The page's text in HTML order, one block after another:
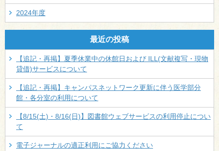
2024年度
最近の投稿
【追記・再掲】夏季休業中の休館日および ILL(文献複写・現物
貸借)サービスについて
【追記・再掲】キャンパスネットワーク更新に伴う医学部分
館・各分室の利用について
【8/15(土)・8/16(日)】図書館ウェブサービスの利用停止につい
て
電子ジャーナルの適正利用にご協力ください